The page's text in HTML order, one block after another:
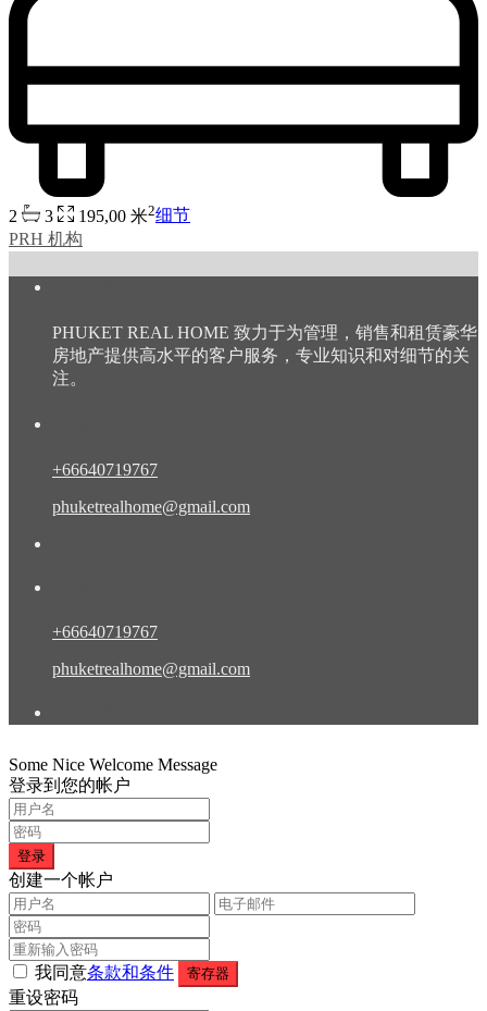
2 3 195,00 米2细节
PRH 机构
PHUKET REAL HOME 致力于为管理，销售和租赁豪华
房地产提供高水平的客户服务，专业知识和对细节的关
注。
+66640719767
phuketrealhome@gmail.com
+66640719767
phuketrealhome@gmail.com
Some Nice Welcome Message
登录到您的帐户
登录
创建一个帐户
我同意条款和条件 寄存器
重设密码